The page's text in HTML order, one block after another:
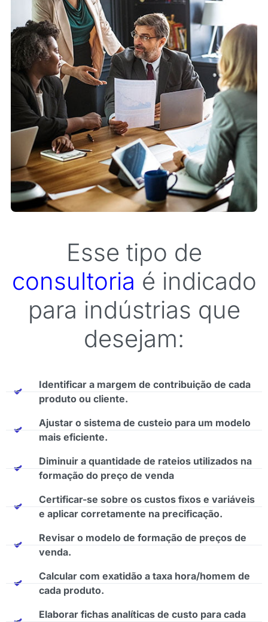
Esse tipo de
consultoria é indicado
para indústrias que
desejam:
Identificar a margem de contribuição de cada
produto ou cliente.
Ajustar o sistema de custeio para um modelo
mais eficiente.
Diminuir a quantidade de rateios utilizados na
formação do preço de venda
Certificar-se sobre os custos fixos e variáveis
e aplicar corretamente na precificação.
Revisar o modelo de formação de preços de
venda.
Calcular com exatidão a taxa hora/homem de
cada produto.
Elaborar fichas analíticas de custo para cada